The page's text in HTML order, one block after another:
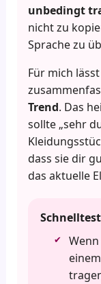
unbedingt
nicht zu
Sprache zu
Für mich
Trend. Das
sollte „sehr
dass sie dir
das aktuelle